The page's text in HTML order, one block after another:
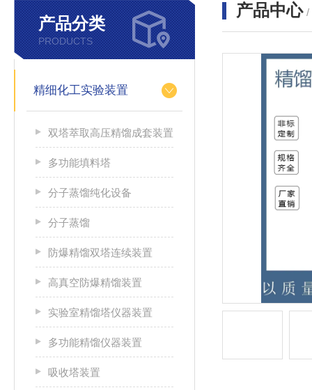
产品分类
PRODUCTS
精细化工实验装置
双塔萃取高压精馏成套装置
多功能填料塔
分子蒸馏纯化设备
分子蒸馏
防爆精馏双塔连续装置
高真空防爆精馏装置
实验室精馏塔仪器装置
多功能精馏仪器装置
吸收塔装置
产品中心 /